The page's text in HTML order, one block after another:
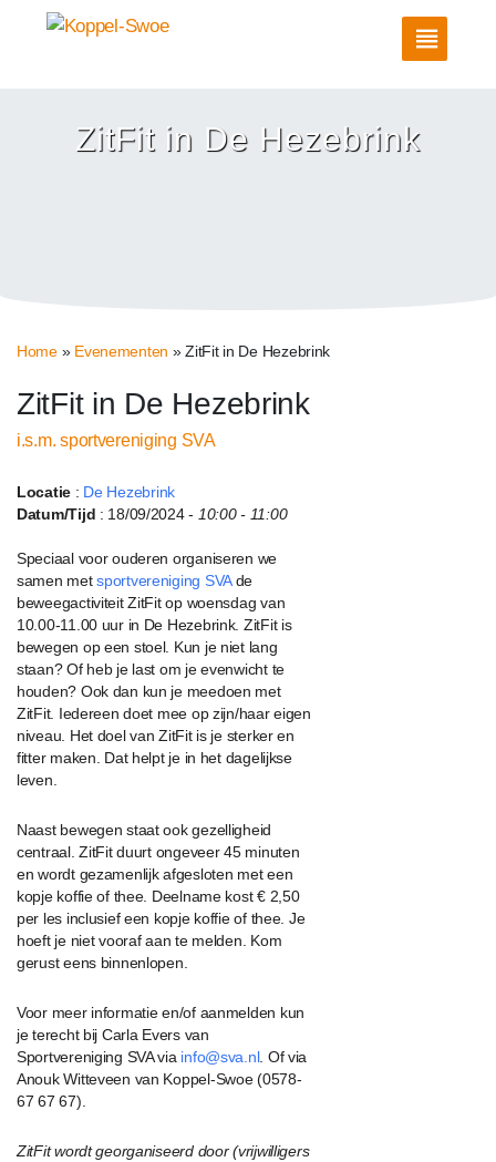
ZitFit in De Hezebrink
Home» Evenementen »ZitFit in De Hezebrink
ZitFit in De Hezebrink
i.s.m. sportvereniging SVA
Locatie : De Hezebrink
Datum/Tijd : 18/09/2024 - 10:00 - 11:00
Speciaal voor ouderen organiseren we
samen metsportvereniging SVAde
beweegactiviteit ZitFit op woensdag van
10.00-11.00 uur in De Hezebrink. ZitFit is
bewegen op een stoel. Kun je niet lang
staan? Of heb je last om je evenwicht te
houden? Ook dan kun je meedoen met
ZitFit. Iedereen doet mee op zijn/haar eigen
niveau. Het doel van ZitFit is je sterker en
fitter maken. Dat helpt je in het dagelijkse
leven.
Naast bewegen staat ook gezelligheid
centraal. ZitFit duurt ongeveer 45 minuten
en wordt gezamenlijk afgesloten met een
kopje koffie of thee. Deelname kost € 2,50
per les inclusief een kopje koffie of thee. Je
hoeft je niet vooraf aan te melden. Kom
gerust eens binnenlopen.
Voor meer informatie en/of aanmelden kun
je terecht bij Carla Evers van
Sportvereniging SVA via info@sva.nl . Of via
Anouk Witteveen van Koppel-Swoe (0578-
67 67 67).
ZitFit wordt georganiseerd door (vrijwilligers